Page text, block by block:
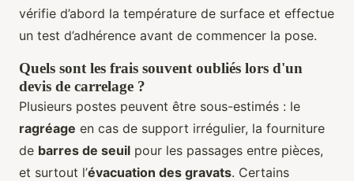
vérifie d’abord la température de surface et effectue
un test d’adhérence avant de commencer la pose.
Quels sont les frais souvent oubliés lors d'un
devis de carrelage ?
Plusieurs postes peuvent être sous-estimés : le
ragréage en cas de support irrégulier, la fourniture
de barres de seuil pour les passages entre pièces,
et surtout l’évacuation des gravats. Certains